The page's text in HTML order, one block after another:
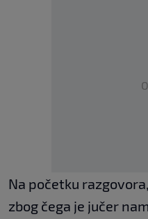
Na početku
zbog čega je jučer